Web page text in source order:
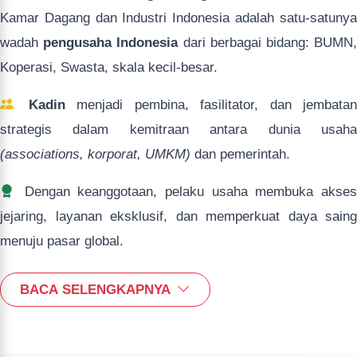
Kamar Dagang dan Industri Indonesia adalah satu-satunya
wadah pengusaha Indonesiadari berbagai bidang: BUMN,
Koperasi, Swasta, skala kecil-besar.
Kadinmenjadi pembina, fasilitator, dan jembatan
strategis dalam kemitraan antara dunia usaha
(associations, korporat, UMKM) dan pemerintah.
Dengan keanggotaan, pelaku usaha membuka akses
jejaring, layanan eksklusif, dan memperkuat daya saing
menuju pasar global.
BACA SELENGKAPNYA